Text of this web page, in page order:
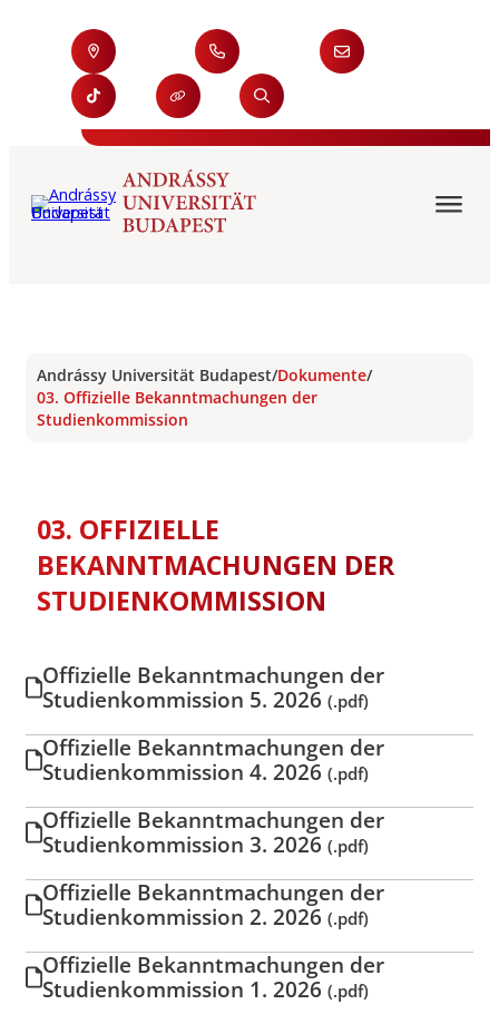
Andrássy Universität Budapest/Dokumente/
03. Offizielle Bekanntmachungen der
Studienkommission
03. OFFIZIELLE
BEKANNTMACHUNGEN DER
STUDIENKOMMISSION
Offizielle Bekanntmachungen der
Studienkommission 5. 2026 (.pdf)
Offizielle Bekanntmachungen der
Studienkommission 4. 2026 (.pdf)
Offizielle Bekanntmachungen der
Studienkommission 3. 2026 (.pdf)
Offizielle Bekanntmachungen der
Studienkommission 2. 2026 (.pdf)
Offizielle Bekanntmachungen der
Studienkommission 1. 2026 (.pdf)